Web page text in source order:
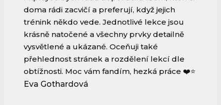
doma rádi zacvičí a preferují, když jejich
trénink někdo vede. Jednotlivé lekce jsou
krásně natočené a všechny prvky detailně
vysvětlené a ukázané. Oceňuji také
přehlednost stránek a rozdělení lekcí dle
obtížnosti. Moc vám fandím, hezká práce ❤️⭐️
Eva Gothardová